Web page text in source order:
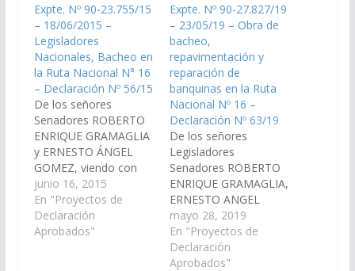
Expte. Nº 90-23.755/15
– 18/06/2015 –
Legisladores
Nacionales, Bacheo en
la Ruta Nacional N° 16
– Declaración Nº 56/15
De los señores
Senadores ROBERTO
ENRIQUE GRAMAGLIA
y ERNESTO ÁNGEL
GOMEZ, viendo con
agrado que los
señores Legisladores
Nacionales por la
Provincia de Salta,
junio 16, 2015
En "Proyectos de
Declaración
Aprobados"
Expte. Nº 90-27.827/19
– 23/05/19 – Obra de
bacheo,
repavimentación y
reparación de
banquinas en la Ruta
Nacional Nº 16 –
Declaración Nº 63/19
De los señores
Legisladores
Senadores ROBERTO
ENRIQUE GRAMAGLIA,
ERNESTO ANGEL
GOMEZ y el diputado
Antonio Otero, viendo
con agrado que el
Poder Ejecutivo
mayo 28, 2019
En "Proyectos de
Declaración
Aprobados"